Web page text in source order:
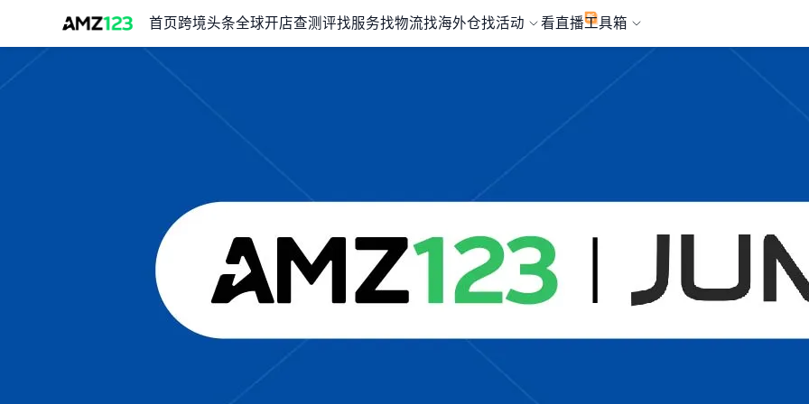
首页 跨境头条全球开店查测评找服务找物流找海外仓找活动 看直播工具箱